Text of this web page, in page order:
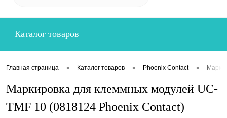
Каталог товаров
Главная страница • Каталог товаров • Phoenix Contact •
Маркировка для клеммных модулей UC-
TMF 10 (0818124 Phoenix Contact)